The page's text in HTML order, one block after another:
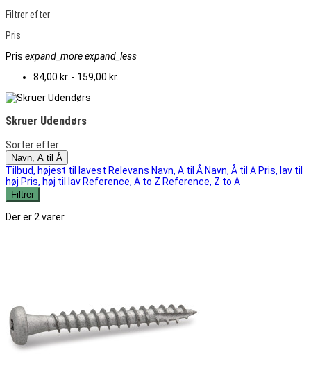
Filtrer efter
Pris
Pris expand_moreexpand_less
84,00 kr. - 159,00 kr.
Skruer Udendørs
Sorter efter:
Navn, A til Å
Tilbud, højest til lavest Relevans Navn, A til Å Navn, Å til A Pris, lav til
høj Pris, høj til lav Reference, A to Z Reference, Z to A
Filtrer
Der er 2 varer.